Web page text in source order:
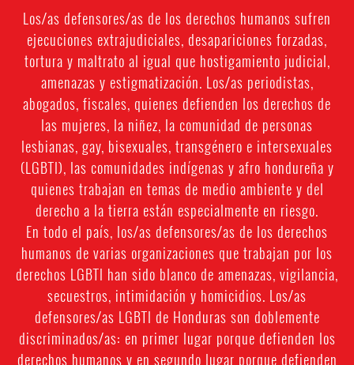
Los/as defensores/as de los derechos humanos sufren
ejecuciones extrajudiciales, desapariciones forzadas,
tortura y maltrato al igual que hostigamiento judicial,
amenazas y estigmatización. Los/as periodistas,
abogados, fiscales, quienes defienden los derechos de
las mujeres, la niñez, la comunidad de personas
lesbianas, gay, bisexuales, transgénero e intersexuales
(LGBTI), las comunidades indígenas y afro hondureña y
quienes trabajan en temas de medio ambiente y del
derecho a la tierra están especialmente en riesgo.
En todo el país, los/as defensores/as de los derechos
humanos de varias organizaciones que trabajan por los
derechos LGBTI han sido blanco de amenazas, vigilancia,
secuestros, intimidación y homicidios. Los/as
defensores/as LGBTI de Honduras son doblemente
discriminados/as: en primer lugar porque defienden los
derechos humanos y en segundo lugar porque defienden